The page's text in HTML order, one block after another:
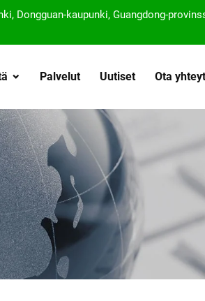
Dongguan-kaupunki, Guangdong-
Palvelut Uutiset Ota